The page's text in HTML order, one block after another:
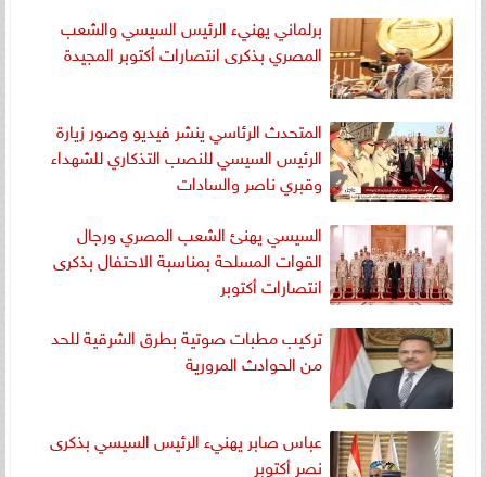
برلماني يهنيء الرئيس السيسي والشعب
المصري بذكرى انتصارات أكتوبر المجيدة
المتحدث الرئاسي ينشر فيديو وصور زيارة
الرئيس السيسي للنصب التذكاري للشهداء
وقبري ناصر والسادات
السيسي يهنئ الشعب المصري ورجال
القوات المسلحة بمناسبة الاحتفال بذكرى
انتصارات أكتوبر
تركيب مطبات صوتية بطرق الشرقية للحد
من الحوادث المرورية
عباس صابر يهنيء الرئيس السيسي بذكرى
نصر أكتوبر